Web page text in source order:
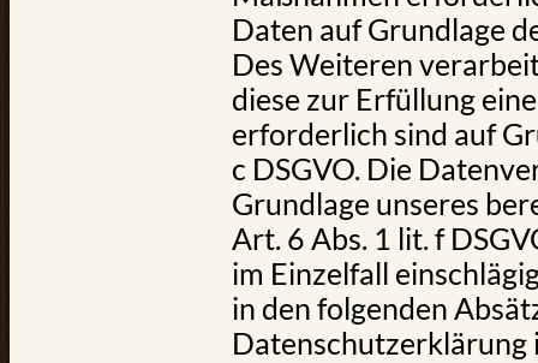
Daten auf Grundlage
Des Weiteren
diese zur Erfüllung
erforderlich sind auf
c DSGVO. Die
Grundlage unseres
Art. 6 Abs. 1 lit. f
im Einzelfall
in den folgenden